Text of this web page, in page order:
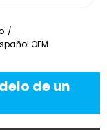
/
OEM
de un